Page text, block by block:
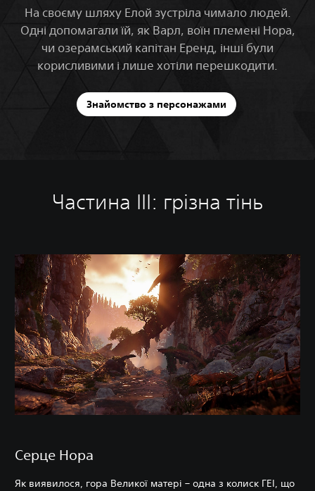
На своєму шляху Елой зустріла чимало людей.
Одні допомагали їй, як Варл, воїн племені Нора,
чи озерамський капітан Еренд, інші були
корисливими і лише хотіли перешкодити.
Знайомство з персонажами
Частина III: грізна тінь
Серце Нора
Як виявилося, гора Великої матері – одна з колиск ГЕІ, що